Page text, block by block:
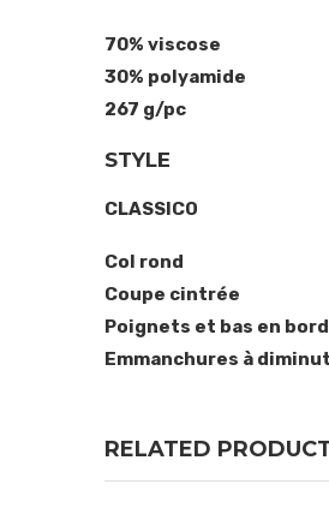
70% viscose
30% polyamide
267 g/pc
STYLE
CLASSICO
Col rond
Coupe cintrée
Poignets et bas en
Emmanchures à
RELATED